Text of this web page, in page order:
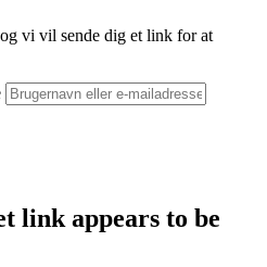
vi vil sende dig et link for at
link appears to be